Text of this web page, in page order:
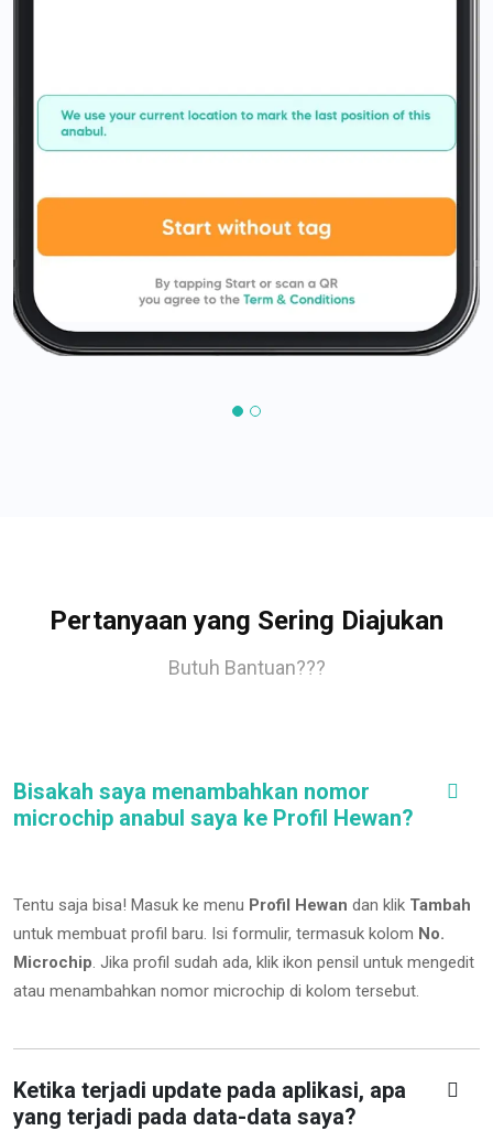
Pertanyaan yang Sering Diajukan
Butuh Bantuan???
Bisakah saya menambahkan nomor
microchip anabul saya ke Profil Hewan?
Tentu saja bisa! Masuk ke menu Profil Hewan dan klik Tambah
untuk membuat profil baru. Isi formulir, termasuk kolom No.
Microchip. Jika profil sudah ada, klik ikon pensil untuk mengedit
atau menambahkan nomor microchip di kolom tersebut.
Ketika terjadi update pada aplikasi, apa
yang terjadi pada data-data saya?